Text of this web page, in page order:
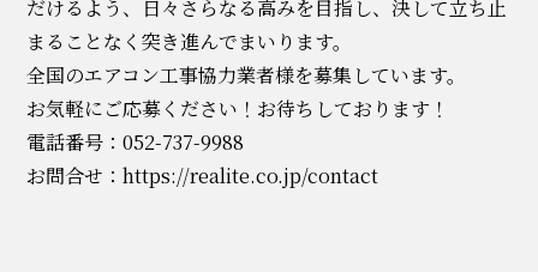
だけるよう、日々さらなる高みを目指し、決して立ち止
まることなく突き進んでまいります。
全国のエアコン工事協力業者様を募集しています。
お気軽にご応募ください！お待ちしております！
電話番号：052-737-9988
お問合せ：https://realite.co.jp/contact